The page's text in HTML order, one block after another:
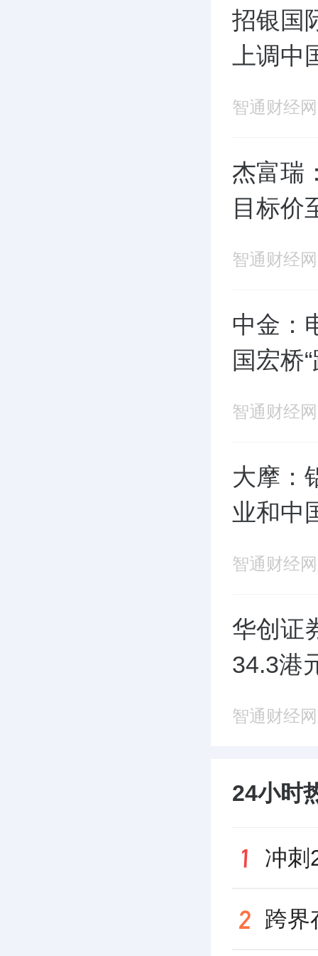
招银国
上调
智通财经网
杰富瑞
目标价
智通财经网
中金：
国宏桥
智通财经网
大摩：
业和中
智通财经网
华创证
34.3港
智通财经网
24小时